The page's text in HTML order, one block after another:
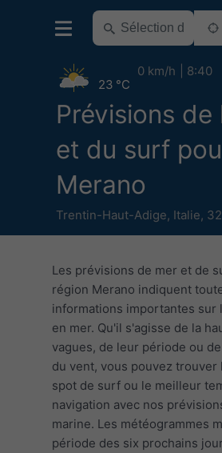
Prévisions de
et du surf
Merano
Trentin-Haut-Adige, Italie,
23 °C
0 km/h 8:40
Les prévisions de mer et de
région Merano indiquent
informations importantes sur
en mer. Qu'il s'agisse de la
vagues, de leur période ou
du vent, vous pouvez trouver
spot de surf ou le meilleur
navigation avec nos
marine. Les météogrammes
période des six prochains